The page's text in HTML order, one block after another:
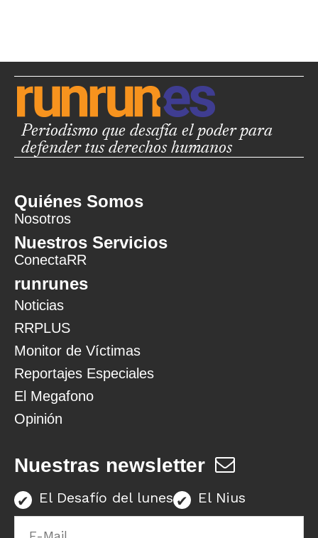
Periodismo que desafía el poder para
defender tus derechos humanos
Quiénes Somos
Nosotros
Nuestros Servicios
ConectaRR
runrunes
Noticias
RRPLUS
Monitor de Víctimas
Reportajes Especiales
El Megafono
Opinión
Nuestras newsletter
El Desafío del lunes El Nius